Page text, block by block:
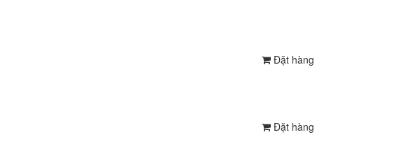
Đặt hàng
Đặt hàng